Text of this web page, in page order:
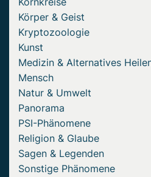
Körper & Geist
Kryptozoologie
Kunst
Medizin & Alternatives
Mensch
Natur & Umwelt
Panorama
PSI-Phänomene
Religion & Glaube
Sagen & Legenden
Sonstige Phänomene